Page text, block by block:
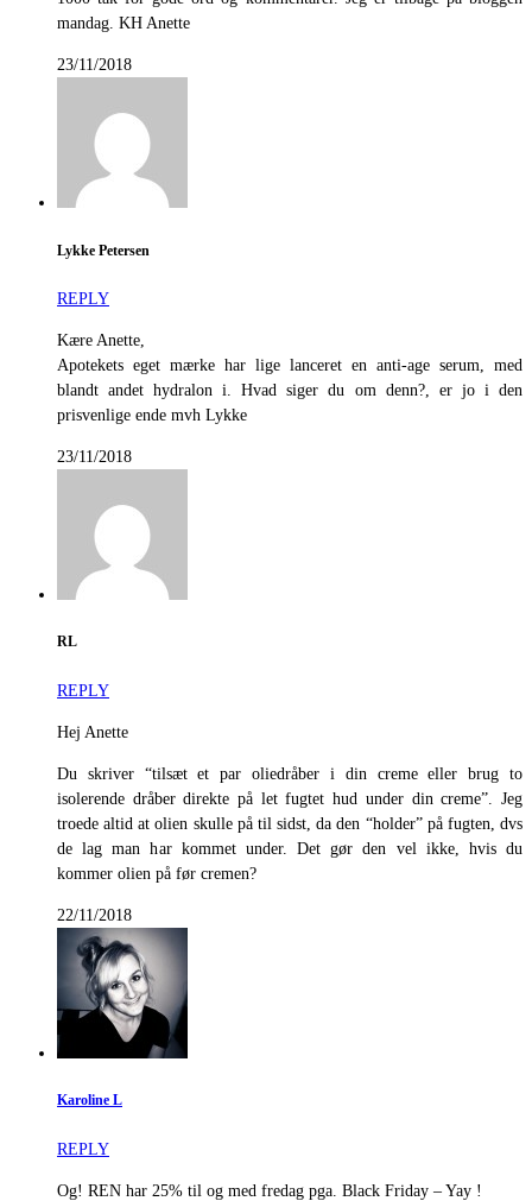
mandag. KH Anette
23/11/2018
Lykke Petersen
REPLY
Kære Anette,
Apotekets eget mærke har lige lanceret en anti-age serum, med
blandt andet hydralon i. Hvad siger du om denn?, er jo i den
prisvenlige ende mvh Lykke
23/11/2018
RL
REPLY
Hej Anette
Du skriver “tilsæt et par oliedråber i din creme eller brug to
isolerende dråber direkte på let fugtet hud under din creme”. Jeg
troede altid at olien skulle på til sidst, da den “holder” på fugten, dvs
de lag man har kommet under. Det gør den vel ikke, hvis du
kommer olien på før cremen?
22/11/2018
Karoline L
REPLY
Og! REN har 25% til og med fredag pga. Black Friday – Yay !